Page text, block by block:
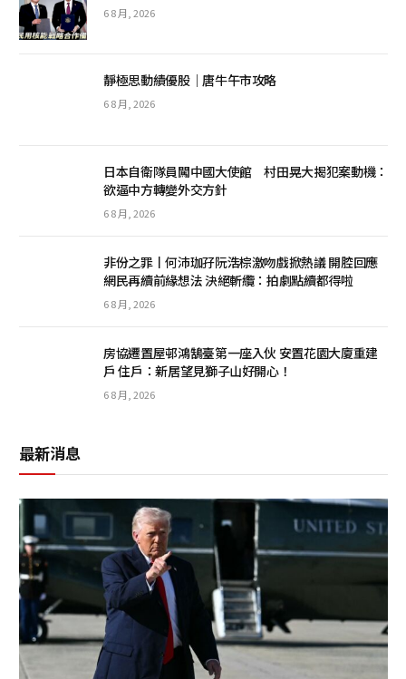
6 8 月, 2026
靜極思動績優股｜唐牛午市攻略
6 8 月, 2026
日本自衛隊員闖中國大使館 村田晃大揭犯案動機：
欲逼中方轉變外交方針
6 8 月, 2026
非份之罪丨何沛珈孖阮浩棕激吻戲掀熱議 開腔回應
網民再續前緣想法 決絕斬纜：拍劇點續都得啦
6 8 月, 2026
房協遷置屋邨鴻鵠臺第一座入伙 安置花園大廈重建
戶 住戶：新居望見獅子山好開心！
6 8 月, 2026
最新消息